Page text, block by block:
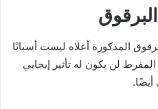
المذكورة أعلاه ليست أسبابًا
لن يكون له تأثير إيجابي